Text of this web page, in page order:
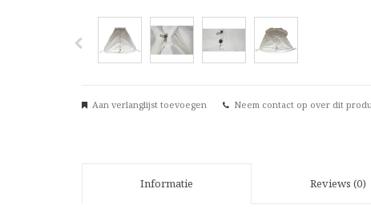
Aan verlanglijst toevoegen Neem contact op over dit
Informatie Reviews (0)